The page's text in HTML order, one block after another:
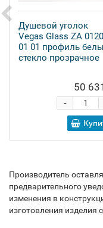
Душевой уголок
Vegas Glass ZA 0120
01 01 профиль
стекло прозрачное
50
-
Производитель
предварительного
изменения в
изготовления изделия